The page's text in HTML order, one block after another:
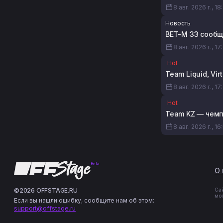
8 авг. 2026 г.,
Новость
BET-M 33
8 авг. 2026 г.,
Hot
Team Liquid,
8 авг. 2026 г.,
Hot
Team KZ —
8 авг. 2026 г.,
Beta
О
©2026 OFFSTAGE.RU
Если вы нашли ошибку, сообщите нам об этом:
support@offstage.ru